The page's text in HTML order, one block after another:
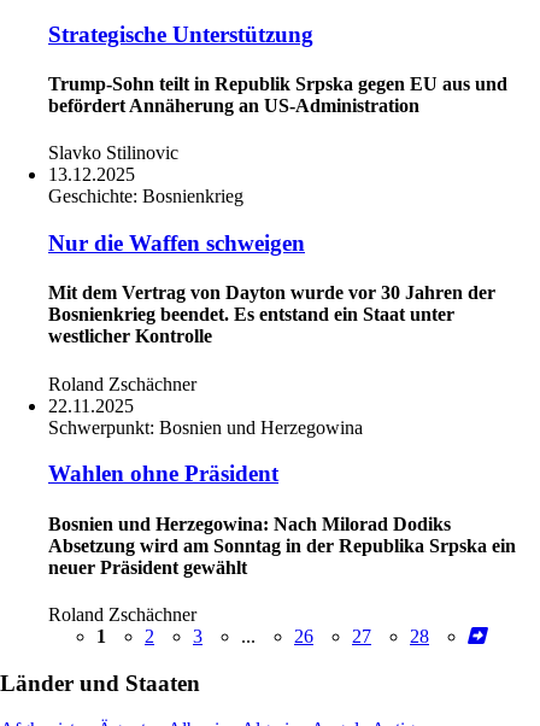
Strategische Unterstützung
Trump-Sohn teilt in Republik Srpska gegen EU aus und
befördert Annäherung an US-Administration
Slavko Stilinovic
13.12.2025
Geschichte: Bosnienkrieg
Nur die Waffen schweigen
Mit dem Vertrag von Dayton wurde vor 30 Jahren der
Bosnienkrieg beendet. Es entstand ein Staat unter
westlicher Kontrolle
Roland Zschächner
22.11.2025
Schwerpunkt: Bosnien und Herzegowina
Wahlen ohne Präsident
Bosnien und Herzegowina: Nach Milorad Dodiks
Absetzung wird am Sonntag in der Republika Srpska ein
neuer Präsident gewählt
Roland Zschächner
1
2 3 ... 26 27 28
Länder und Staaten